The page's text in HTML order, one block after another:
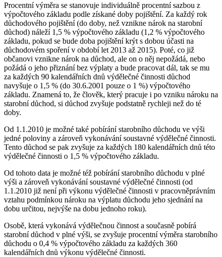
Procentní výměra se stanovuje individuálně procentní sazbou z
výpočtového základu podle získané doby pojištění. Za každý rok
důchodového pojištění (do doby, než vznikne nárok na starobní
důchod) náleží 1,5 % výpočtového základu (1,2 % výpočtového
základu, pokud se bude doba pojištění krýt s dobou účasti na
důchodovém spoření v období let 2013 až 2015). Poté, co již
občanovi vznikne nárok na důchod, ale on o něj nepožádá, nebo
požádá o jeho přiznání bez výplaty a bude pracovat dál, tak se mu
za každých 90 kalendářních dnů výdělečné činnosti důchod
navyšuje o 1,5 % (do 30.6.2001 pouze o 1 %) výpočtového
základu. Znamená to, že člověk, který pracuje i po vzniku nároku na
starobní důchod, si důchod zvyšuje podstatně rychleji než do té
doby.
Od 1.1.2010 je možné také pobírání starobního důchodu ve výši
jedné poloviny a zároveň vykonávání soustavné výdělečné činnosti.
Tento důchod se pak zvyšuje za každých 180 kalendářních dnů této
výdělečné činnosti o 1,5 % výpočtového základu.
Od tohoto data je možné též pobírání starobního důchodu v plné
výši a zároveň vykonávání soustavné výdělečné činnosti (od
1.1.2010 již není při výkonu výdělečné činnosti v pracovněprávním
vztahu podmínkou nároku na výplatu důchodu jeho sjednání na
dobu určitou, nejvýše na dobu jednoho roku).
Osobě, která vykonává výdělečnou činnost a současně pobírá
starobní důchod v plné výši, se zvyšuje procentní výměra starobního
důchodu o 0,4 % výpočtového základu za každých 360
kalendářních dnů výkonu výdělečné činnosti.